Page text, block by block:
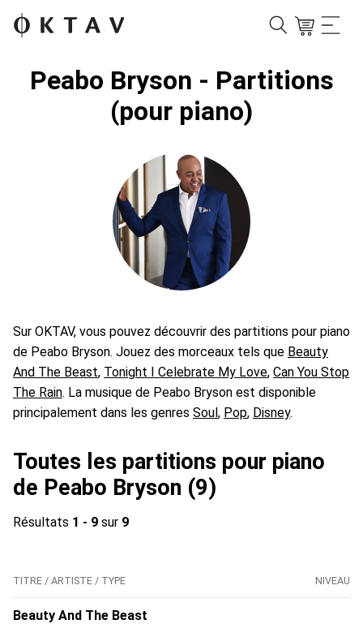
Peabo Bryson - Partitions
(pour piano)
Sur OKTAV, vous pouvez découvrir des partitions pour piano
de Peabo Bryson. Jouez des morceaux tels que Beauty
And The Beast, Tonight I Celebrate My Love, Can You Stop
The Rain. La musique de Peabo Bryson est disponible
principalement dans les genres Soul, Pop, Disney.
Toutes les partitions pour piano
de Peabo Bryson (9)
Résultats 1 - 9 sur 9
TITRE / ARTISTE / TYPE NIVEAU
Beauty And The Beast